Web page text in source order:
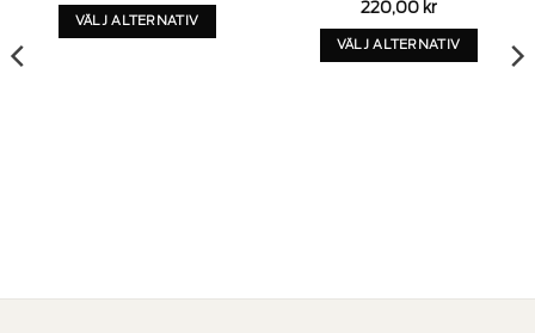
VÄLJ ALTERNATIV
220,00 kr
VÄLJ ALTERNATIV